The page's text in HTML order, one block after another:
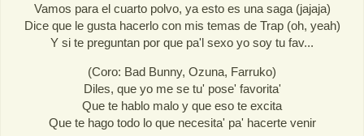
Vamos para el cuarto polvo, ya esto es una saga (jajaja)
Dice que le gusta hacerlo con mis temas de Trap (oh, yeah)
Y si te preguntan por que pa'l sexo yo soy tu fav...
(Coro: Bad Bunny, Ozuna, Farruko)
Diles, que yo me se tu' pose' favorita'
Que te hablo malo y que eso te excita
Que te hago todo lo que necesita' pa' hacerte venir